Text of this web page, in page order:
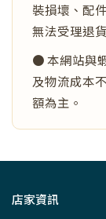
裝損壞、配
無法受理退
● 本網站與
及物流成本
額為主。
店家資訊